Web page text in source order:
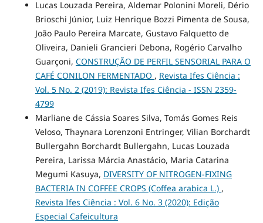
Lucas Louzada Pereira, Aldemar Polonini Moreli, Dério
Brioschi Júnior, Luiz Henrique Bozzi Pimenta de Sousa,
João Paulo Pereira Marcate, Gustavo Falquetto de
Oliveira, Danieli Grancieri Debona, Rogério Carvalho
Guarçoni, CONSTRUÇÃO DE PERFIL SENSORIAL PARA O
CAFÉ CONILON FERMENTADO , Revista Ifes Ciência :
Vol. 5 No. 2 (2019): Revista Ifes Ciência - ISSN 2359-
4799
Marliane de Cássia Soares Silva, Tomás Gomes Reis
Veloso, Thaynara Lorenzoni Entringer, Vilian Borchardt
Bullergahn Borchardt Bullergahn, Lucas Louzada
Pereira, Larissa Márcia Anastácio, Maria Catarina
Megumi Kasuya, DIVERSITY OF NITROGEN-FIXING
BACTERIA IN COFFEE CROPS (Coffea arabica L.) ,
Revista Ifes Ciência : Vol. 6 No. 3 (2020): Edição
Especial Cafeicultura